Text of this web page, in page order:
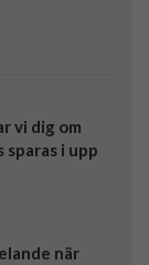
vi dig om
i upp
när